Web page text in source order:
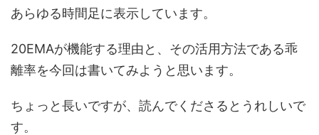
あらゆる時間足に表示しています。
20EMAが機能する理由と、その活用方法である乖
離率を今回は書いてみようと思います。
ちょっと長いですが、読んでくださるとうれしいで
す。